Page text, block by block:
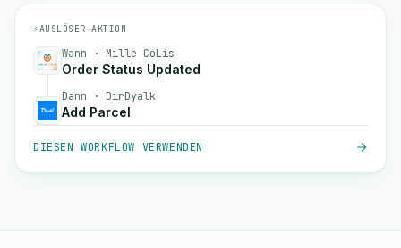
⚡AUSLÖSER→AKTION
Wann · Mille CoLis
Order Status Updated
Dann · DirDyalk
Add Parcel
DIESEN WORKFLOW VERWENDEN